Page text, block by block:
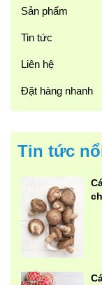
Sản phẩm
Tin tức
Liên hệ
Đặt hàng nhanh
Tin tức